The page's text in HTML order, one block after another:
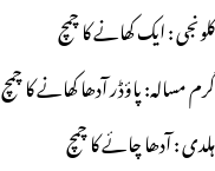
کلونجی : ایک کھانے کا چمچ
گرم مسالہ: پاؤڈر آدھا کھانے کا چمچ
ہلدی : آدھا چائے کا چمچ